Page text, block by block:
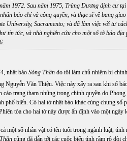
năm 1972. Sau năm 1975, Trùng Dương định cư tại
báo chí và công quyền, và thạc sĩ về bang
University, Sacramento; và đã làm việc với tư
tin tức, và nhà nghiên cứu cho một số tờ báo
nhật báo Sóng Thần do tôi làm chủ nhiệm bị
Nguyễn Văn Thiệu. Việc này xẩy ra sau khi số
cáo trạng tham nhũng trong chính quyền do
phổ biến. Có hai tờ nhật báo khác cùng chung số
tòa cho hai tờ này được ấn định vào một ngày
một số nhân vật có tên tuổi trong ngành luật, tình
cũng đã dẫn tới các cuộc biểu tình rầm rộ đòi